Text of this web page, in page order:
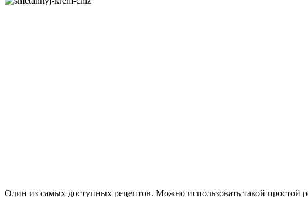
Один из самых доступных рецептов. Можно использовать такой простой